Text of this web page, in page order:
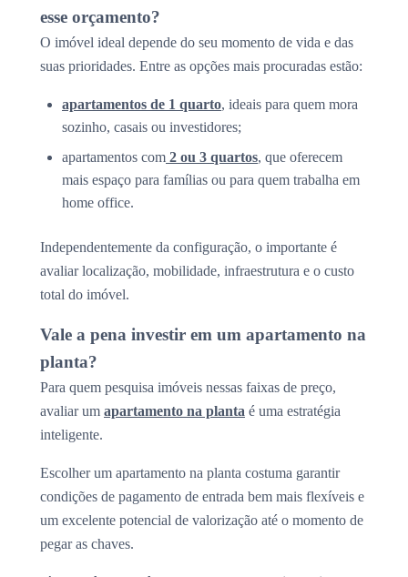
esse orçamento?
O imóvel ideal depende do seu momento de vida e das
suas prioridades. Entre as opções mais procuradas estão:
apartamentos de 1 quarto, ideais para quem mora
sozinho, casais ou investidores;
apartamentos com 2 ou 3 quartos, que oferecem
mais espaço para famílias ou para quem trabalha em
home office.
Independentemente da configuração, o importante é
avaliar localização, mobilidade, infraestrutura e o custo
total do imóvel.
Vale a pena investir em um apartamento na
planta?
Para quem pesquisa imóveis nessas faixas de preço,
avaliar um apartamento na planta é uma estratégia
inteligente.
Escolher um apartamento na planta costuma garantir
condições de pagamento de entrada bem mais flexíveis e
um excelente potencial de valorização até o momento de
pegar as chaves.